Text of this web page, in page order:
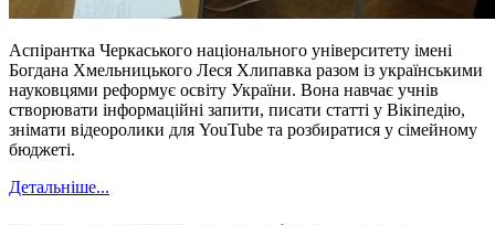
Аспірантка Черкаського національного університету імені
Богдана Хмельницького Леся Хлипавка разом із українськими
науковцями реформує освіту України. Вона навчає учнів
створювати інформаційні запити, писати статті у Вікіпедію,
знімати відеоролики для YouTube та розбиратися у сімейному
бюджеті.
Детальніше...